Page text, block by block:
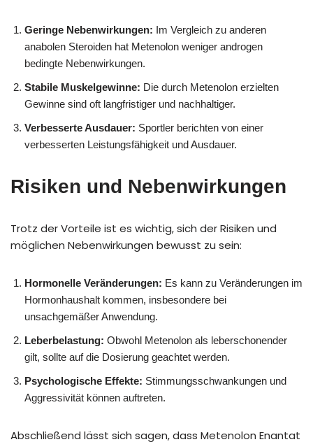
Geringe Nebenwirkungen: Im Vergleich zu anderen
anabolen Steroiden hat Metenolon weniger androgen
bedingte Nebenwirkungen.
Stabile Muskelgewinne: Die durch Metenolon erzielten
Gewinne sind oft langfristiger und nachhaltiger.
Verbesserte Ausdauer: Sportler berichten von einer
verbesserten Leistungsfähigkeit und Ausdauer.
Risiken und Nebenwirkungen
Trotz der Vorteile ist es wichtig, sich der Risiken und
möglichen Nebenwirkungen bewusst zu sein:
Hormonelle Veränderungen: Es kann zu Veränderungen im
Hormonhaushalt kommen, insbesondere bei
unsachgemäßer Anwendung.
Leberbelastung: Obwohl Metenolon als leberschonender
gilt, sollte auf die Dosierung geachtet werden.
Psychologische Effekte: Stimmungsschwankungen und
Aggressivität können auftreten.
Abschließend lässt sich sagen, dass Metenolon Enantat